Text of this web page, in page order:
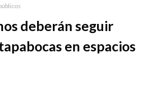
deberán seguir
en espacios